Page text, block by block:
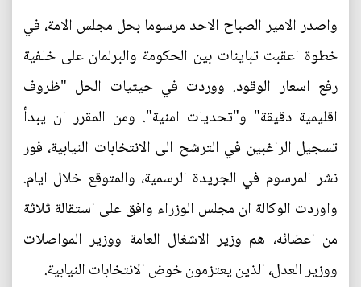
واصدر الامير الصباح الاحد مرسوما بحل مجلس الامة، في
خطوة اعقبت تباينات بين الحكومة والبرلمان على خلفية
رفع اسعار الوقود. ووردت في حيثيات الحل "ظروف
اقليمية دقيقة" و"تحديات امنية". ومن المقرر ان يبدأ
تسجيل الراغبين في الترشح الى الانتخابات النيابية، فور
نشر المرسوم في الجريدة الرسمية، والمتوقع خلال ايام.
واوردت الوكالة ان مجلس الوزراء وافق على استقالة ثلاثة
من اعضائه، هم وزير الاشغال العامة ووزير المواصلات
ووزير العدل، الذين يعتزمون خوض الانتخابات النيابية.